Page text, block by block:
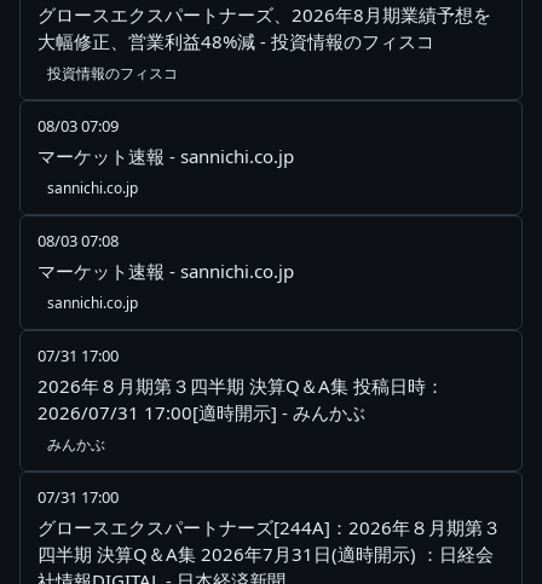
グロースエクスパートナーズ、2026年8月期業績予想を
大幅修正、営業利益48%減 - 投資情報のフィスコ
投資情報のフィスコ
08/03 07:09
マーケット速報 - sannichi.co.jp
sannichi.co.jp
08/03 07:08
マーケット速報 - sannichi.co.jp
sannichi.co.jp
07/31 17:00
2026年８月期第３四半期 決算Q＆A集 投稿日時：
2026/07/31 17:00[適時開示] - みんかぶ
みんかぶ
07/31 17:00
グロースエクスパートナーズ[244A]：2026年８月期第３
四半期 決算Q＆A集 2026年7月31日(適時開示) ：日経会